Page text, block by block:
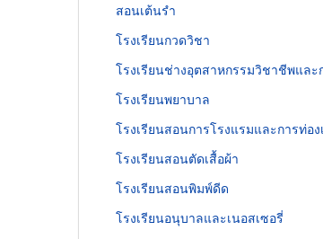
สอนเต้นรำ
โรงเรียนกวดวิชา
โรงเรียนช่างอุตสาหกรรมวิชาชีพและ
โรงเรียนพยาบาล
โรงเรียนสอนการโรงแรมและการท่อง
โรงเรียนสอนตัดเสื้อผ้า
โรงเรียนสอนพิมพ์ดีด
โรงเรียนอนุบาลและเนอสเซอรี่